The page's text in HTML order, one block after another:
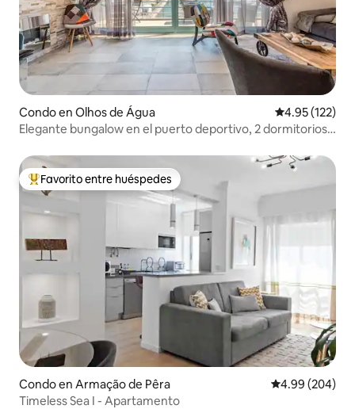
Condo en Olhos de Água Calificación
4.95 (122)
Elegante bungalow en el puerto deportivo, 2 dormitorios,
Favorito entre huéspedes preferido
Favorito entre huéspedes
Condo en Armação de Pêra Calificación
4.99 (204)
Timeless Sea I - Apartamento